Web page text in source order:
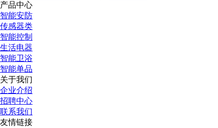
产品中心
智能安防
传感器类
智能控制
生活电器
智能卫浴
智能单品
关于我们
企业介绍
招聘中心
联系我们
友情链接